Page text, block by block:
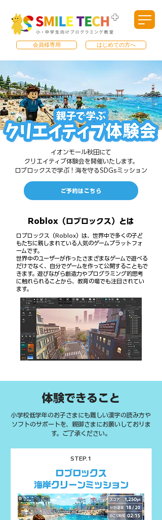
会員様専用 はじめての方へ
イオンモール秋田にて
クリエイティブ体験会を開催いたします。
​ロブロックスで学ぶ！海を守るSDGsミッション
ご予約はこちら
Roblox（ロブロックス）とは
ロブロックス（Roblox）は、世界中で多くの子ど
もたちに親しまれている人気のゲームプラットフォ
ームです。
世界中のユーザーが作ったさまざまなゲームで遊べる
だけでなく、自分でゲームを作って公開することもで
きます。遊びながら創造力やプログラミング的思考
に触れられることから、教育の場でも注目されてい
ます。
​体験できること
小学校低学年のお子さまにも難しい漢字の読み方や
ソフトのサポートを、親御さまにお願いしておりま
す。ご了承ください。
STEP.1
ロブロックス
海岸クリーンミッション